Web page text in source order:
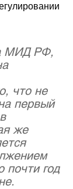
МИД РФ,
что не
первый
же
почти год